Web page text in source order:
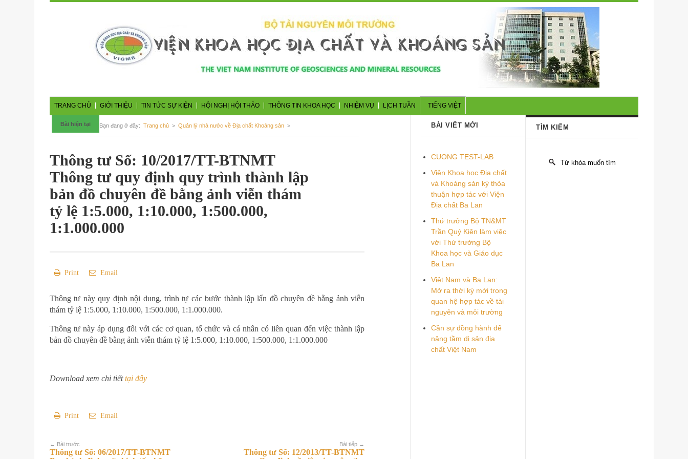
TRANG CHỦ GIỚI THIỆU TIN TỨC SỰ KIỆN HỘI NGHỊ HỘI THẢO THÔNG TIN KHOA HỌC NHIỆM VỤ LỊCH TUẦN TIẾNG VIỆT
Bạn đang ở đây: Trang chủ > Quản lý nhà nước về Địa chất Khoáng sản >
Bài hiện tại
Thông tư Số: 10/2017/TT-BTNMT
Thông tư quy định quy trình thành lập
bản đồ chuyên đề bằng ảnh viễn thám
tỷ lệ 1:5.000, 1:10.000, 1:500.000,
1:1.000.000
Print Email
Thông tư này quy định nội dung, trình tự các bước thành lập lẩn đồ chuyên đề bằng ảnh viễn
thám tỷ lệ 1:5.000, 1:10.000, 1:500.000, 1:1.000.000.
Thông tư này áp dụng đối với các cơ quan, tổ chức và cá nhân có liên quan đến việc thành lập
bản đồ chuyên đề bằng ảnh viễn thám tỷ lệ 1:5.000, 1:10.000, 1:500.000, 1:1.000.000
Download xem chi tiếttại đây
Print Email
Bài tiếp →
Thông tư Số: 12/2013/TT-BTNMT
← Bài trước
Thông tư Số: 06/2017/TT-BTNMT
TÌM KIẾM
BÀI VIẾT MỚI
CUONG TEST-LAB
Viện Khoa học Địa chất
và Khoáng sản ký thỏa
thuận hợp tác với Viện
Địa chất Ba Lan
Thứ trưởng Bộ TN&MT
Trần Quý Kiên làm việc
với Thứ trưởng Bộ
Khoa học và Giáo dục
Ba Lan
Việt Nam và Ba Lan:
Mở ra thời kỳ mới trong
quan hệ hợp tác về tài
nguyên và môi trường
Cần sự đồng hành để
nâng tầm di sản địa
chất Việt Nam